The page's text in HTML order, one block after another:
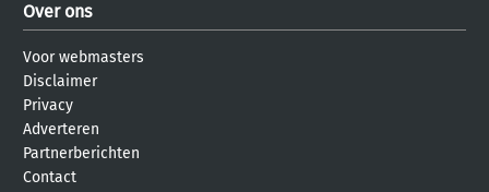
Over ons
Voor webmasters
Disclaimer
Privacy
Adverteren
Partnerberichten
Contact